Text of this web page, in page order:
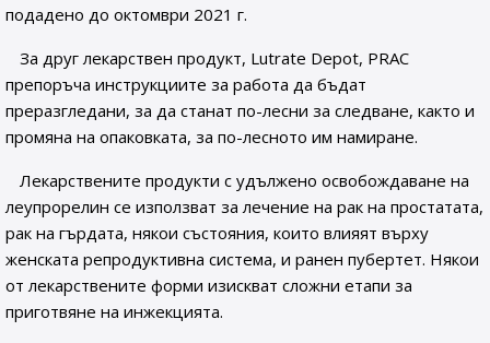
подадено до октомври 2021 г.
За друг лекарствен продукт, Lutrate Depot, PRAC
препоръча инструкциите за работа да бъдат
преразгледани, за да станат по-лесни за следване, както и
промяна на опаковката, за по-лесното им намиране.
Лекарствените продукти с удължено освобождаване на
леупрорелин се използват за лечение на рак на простатата,
рак на гърдата, някои състояния, които влияят върху
женската репродуктивна система, и ранен пубертет. Някои
от лекарствените форми изискват сложни етапи за
приготвяне на инжекцията.